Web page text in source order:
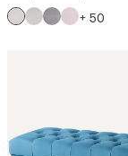
+ 50